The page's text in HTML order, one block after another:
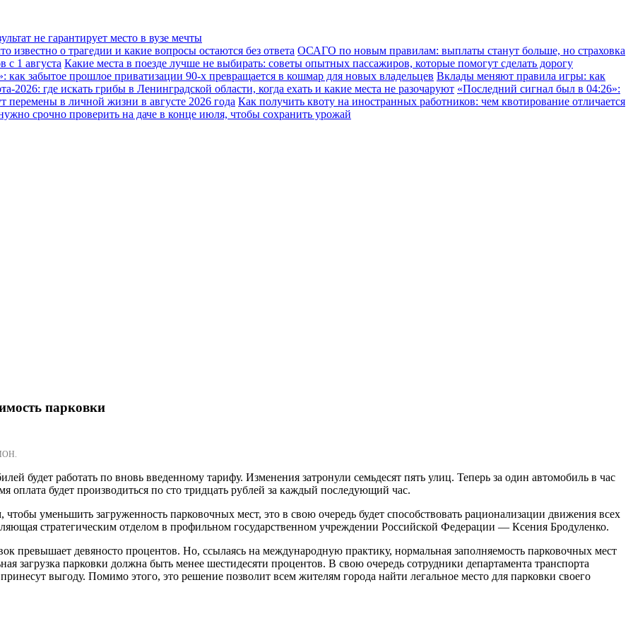
не гарантирует место в вузе мечты
о трагедии и какие вопросы остаются без ответа ОСАГО по новым правилам: выплаты станут больше, но страховка
с 1 августа Какие места в поезде лучше не выбирать: советы опытных пассажиров, которые помогут сделать дорогу
забытое прошлое приватизации 90-х превращается в кошмар для новых владельцев Вклады меняют правила игры: как
2026: где искать грибы в Ленинградской области, когда ехать и какие места не разочаруют «Последний сигнал был в 04:26»:
перемены в личной жизни в августе 2026 года Как получить квоту на иностранных работников: чем квотирование отличается
срочно проверить на даче в конце июля, чтобы сохранить урожай
парковки
будет работать по вновь введенному тарифу. Изменения затронули семьдесят пять улиц. Теперь за один автомобиль в час
оплата будет производиться по сто тридцать рублей за каждый последующий час.
уменьшить загруженность парковочных мест, это в свою очередь будет способствовать рационализации движения всех
стратегическим отделом в профильном государственном учреждении Российской Федерации — Ксения Бродуленко.
превышает девяносто процентов. Но, ссылаясь на международную практику, нормальная заполняемость парковочных мест
загрузка парковки должна быть менее шестидесяти процентов. В свою очередь сотрудники департамента транспорта
выгоду. Помимо этого, это решение позволит всем жителям города найти легальное место для парковки своего